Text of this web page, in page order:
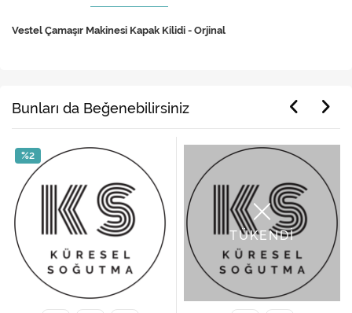
Vestel Çamaşır Makinesi Kapak Kilidi - Orjinal
Bunları da Beğenebilirsiniz
%2
TÜKENDİ